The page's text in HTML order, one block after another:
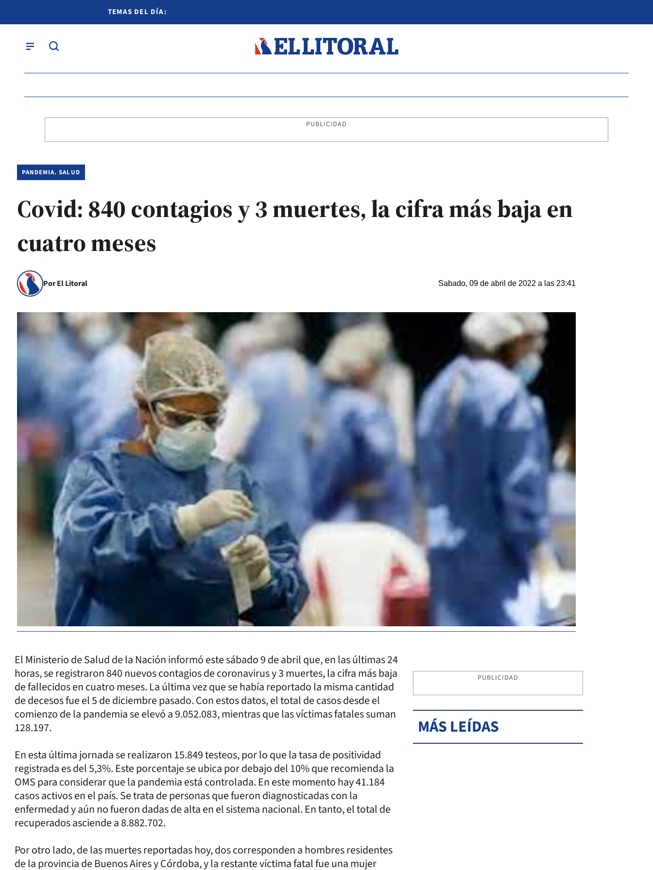
TEMAS DEL DÍA:
PUBLICIDAD
PANDEMIA. SALUD
Covid: 840 contagios y 3 muertes, la cifra más baja en
cuatro meses
Por El Litoral Sabado, 09 de abril de 2022 a las 23:41
El Ministerio de Salud de la Nación informó este sábado 9 de abril que, en las últimas 24
horas, se registraron 840 nuevos contagios de coronavirus y 3 muertes, la cifra más baja
de fallecidos en cuatro meses. La última vez que se había reportado la misma cantidad
de decesos fue el 5 de diciembre pasado. Con estos datos, el total de casos desde el
comienzo de la pandemia se elevó a 9.052.083, mientras que las víctimas fatales suman
128.197.
En esta última jornada se realizaron 15.849 testeos, por lo que la tasa de positividad
registrada es del 5,3%. Este porcentaje se ubica por debajo del 10% que recomienda la
OMS para considerar que la pandemia está controlada. En este momento hay 41.184
casos activos en el país. Se trata de personas que fueron diagnosticadas con la
enfermedad y aún no fueron dadas de alta en el sistema nacional. En tanto, el total de
recuperados asciende a 8.882.702.
Por otro lado, de las muertes reportadas hoy, dos corresponden a hombres residentes
de la provincia de Buenos Aires y Córdoba, y la restante víctima fatal fue una mujer
PUBLICIDAD
MÁS LEÍDAS